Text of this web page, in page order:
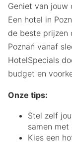
Geniet van jouw
Een hotel in
de beste prijzen
Poznań vanaf
HotelSpecials
budget en
Onze tips:
Stel zelf
samen met
Kies een